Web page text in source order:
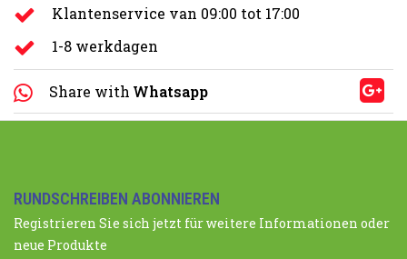
Klantenservice van 09:00 tot 17:00
1-8 werkdagen
Share with Whatsapp
RUNDSCHREIBEN ABONNIEREN
Registrieren Sie sich jetzt für weitere Informationen oder
neue Produkte